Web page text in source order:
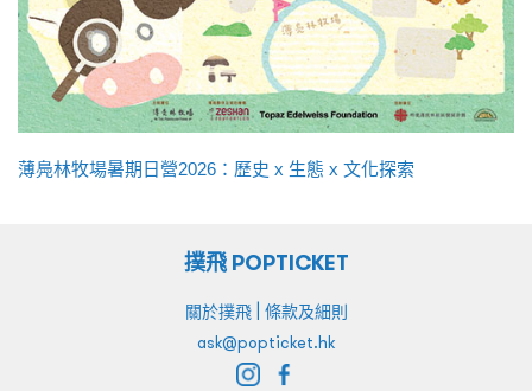
薄鳧林牧場暑期日營2026：歷史 x 生態 x 文化探索
撲飛 POPTICKET
關於撲飛| 條款及細則
ask@popticket.hk